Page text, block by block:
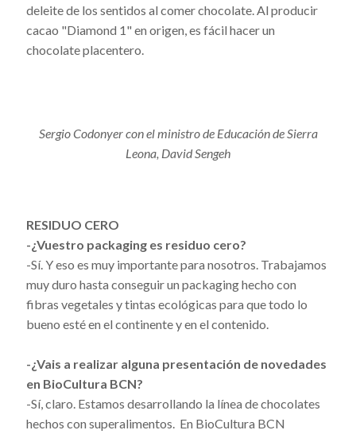
deleite de los sentidos al comer chocolate. Al producir
cacao "Diamond 1" en origen, es fácil hacer un
chocolate placentero.
Sergio Codonyer con el ministro de Educación de Sierra
Leona, David Sengeh
RESIDUO CERO
-¿Vuestro packaging es residuo cero?
-Sí. Y eso es muy importante para nosotros. Trabajamos
muy duro hasta conseguir un packaging hecho con
fibras vegetales y tintas ecológicas para que todo lo
bueno esté en el continente y en el contenido.
-¿Vais a realizar alguna presentación de novedades
en BioCultura BCN?
-Sí, claro. Estamos desarrollando la línea de chocolates
hechos con superalimentos. En BioCultura BCN